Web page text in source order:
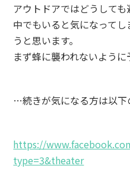
アウトドアではどうして
中でもいると気になって
うと思います。
まず蜂に襲われないよう
…続きが気になる方は以下
https://
type=3&theater